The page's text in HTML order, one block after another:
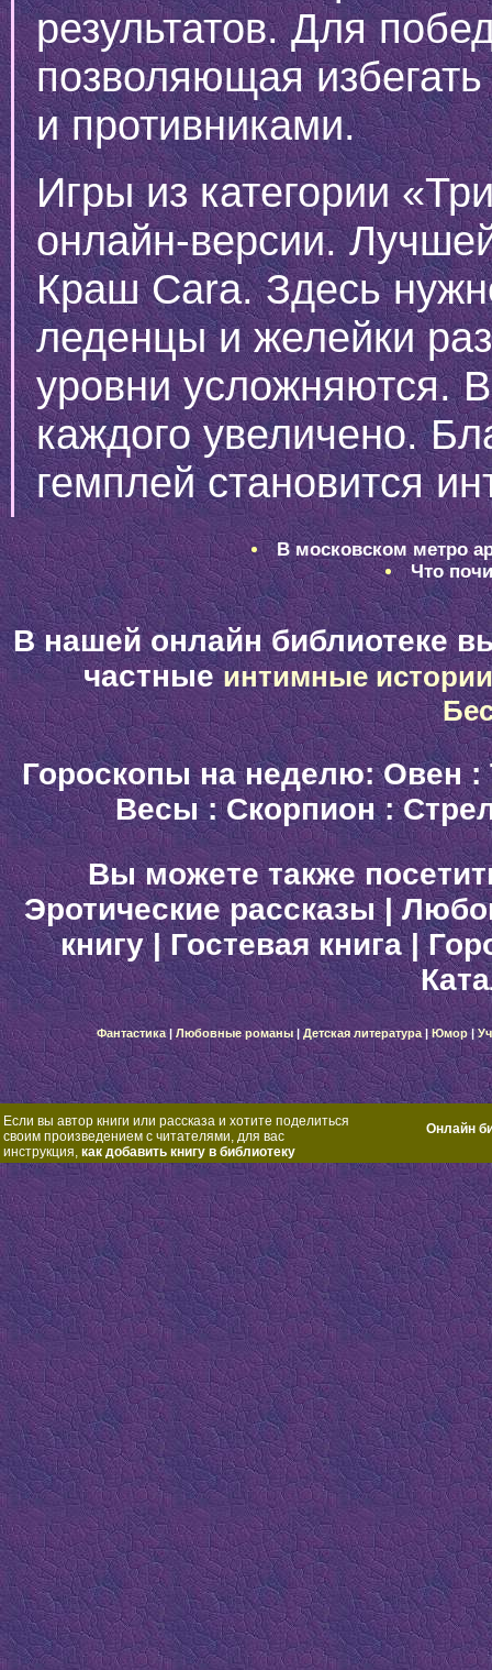
результатов. Для
позволяющая
и противниками.
Игры из категории
онлайн-версии.
Краш Cara. Здесь
леденцы и желейки
уровни усложняются.
каждого увеличено.
гемплей становится
В московском метро
Что
В нашей онлайн библиотеке
частныеинтимные истории
Гороскопы на неделю:Овен:
Весы:Скорпион:
Вы можете также
Эротические рассказы|
книгу|Гостевая книга|
Фантастика| Любовные романы|Детская литература|Юмор|
Если вы автор книги или рассказа и хотите поделиться
своим произведением с читателями, для вас
инструкция, как добавить книгу в библиотеку
Онлайн